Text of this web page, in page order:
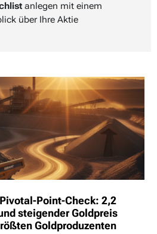
anlegen mit einem
über Ihre Aktie
Point-Check: 2,2
steigender Goldpreis
Goldproduzenten